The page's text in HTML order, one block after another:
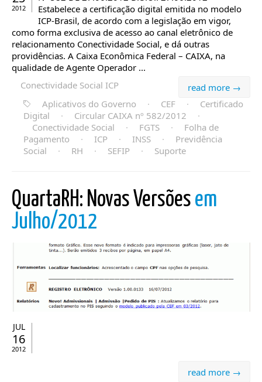
2012
Estabelece a certificação digital emitida no modelo
ICP-Brasil, de acordo com a legislação em vigor,
como forma exclusiva de acesso ao canal eletrônico de
relacionamento Conectividade Social, e dá outras
providências. A Caixa Econômica Federal – CAIXA, na
qualidade de Agente Operador ...
read more →
Conectividade Social ICP
Aplicativos do Governo
· CEF ·
Certificado
Digital
· Circular CAIXA nº 582/2012
·
Conectividade Social
· FGTS ·
Folha de
Pagamento
· ICP · INSS ·
Previdência
Social
· RH · SEFIP · Suporte
QuartaRH: Novas Versões em
Julho/2012
JUL
16
2012
read more →